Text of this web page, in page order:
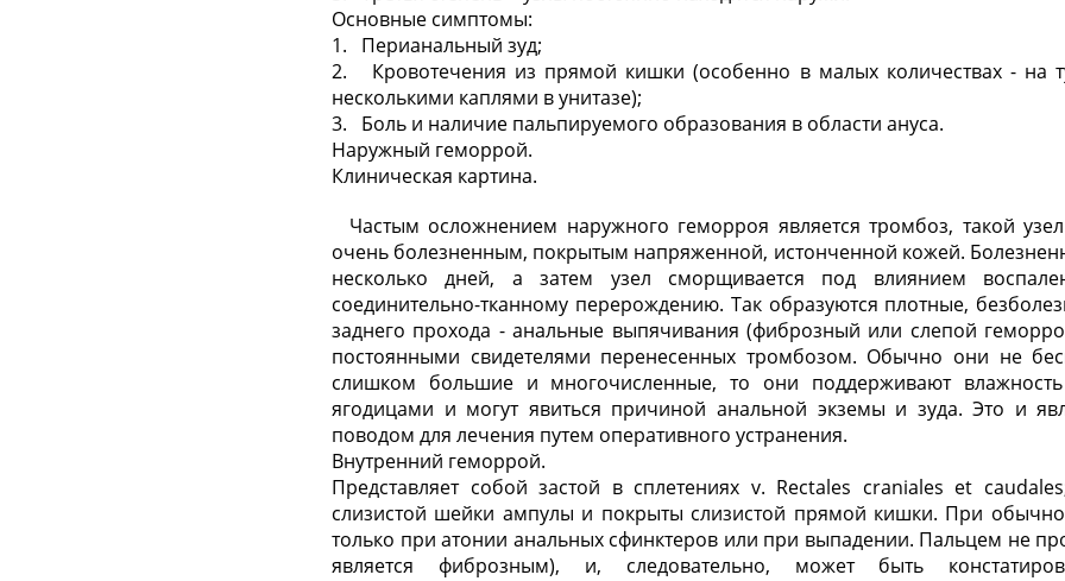
Основные симптомы:
1. Перианальный зуд;
2. Кровотечения из прямой кишки (особенно в малых количествах - на
несколькими каплями в унитазе);
3. Боль и наличие пальпируемого образования в области ануса.
Наружный геморрой.
Клиническая картина.
Частым осложнением наружного геморроя является тромбоз, такой
очень болезненным, покрытым напряженной, истонченной кожей.
несколько дней, а затем узел сморщивается под влиянием
соединительно-тканному перерождению. Так образуются плотные,
заднего прохода - анальные выпячивания (фиброзный или слепой
постоянными свидетелями перенесенных тромбозом. Обычно они не
слишком большие и многочисленные, то они поддерживают
ягодицами и могут явиться причиной анальной экземы и зуда. Это и
поводом для лечения путем оперативного устранения.
Внутренний геморрой.
Представляет собой застой в сплетениях v. Rectales craniales et
слизистой шейки ампулы и покрыты слизистой прямой кишки. При
только при атонии анальных сфинктеров или при выпадении. Пальцем не
является фиброзным), и, следовательно, может быть